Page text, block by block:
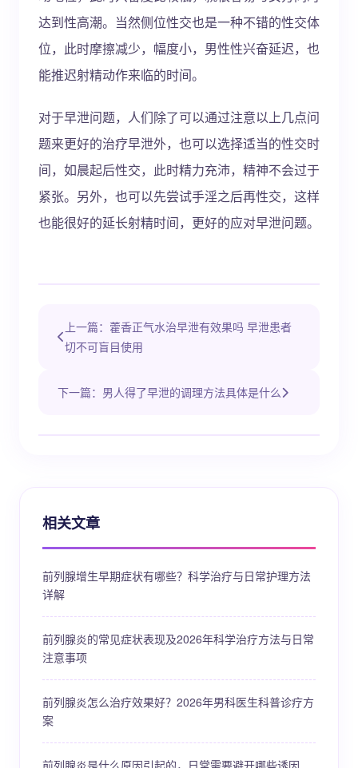
达到性高潮。当然侧位性交也是一种不错的性交体
位，此时摩擦减少，幅度小，男性性兴奋延迟，也
能推迟射精动作来临的时间。
对于早泄问题，人们除了可以通过注意以上几点问
题来更好的治疗早泄外，也可以选择适当的性交时
间，如晨起后性交，此时精力充沛，精神不会过于
紧张。另外，也可以先尝试手淫之后再性交，这样
也能很好的延长射精时间，更好的应对早泄问题。
上一篇：藿香正气水治早泄有效果吗 早泄患者
切不可盲目使用
下一篇：男人得了早泄的调理方法具体是什么
相关文章
前列腺增生早期症状有哪些？科学治疗与日常护理方法
详解
前列腺炎的常见症状表现及2026年科学治疗方法与日常
注意事项
前列腺炎怎么治疗效果好？2026年男科医生科普诊疗方
案
前列腺炎是什么原因引起的，日常需要避开哪些诱因